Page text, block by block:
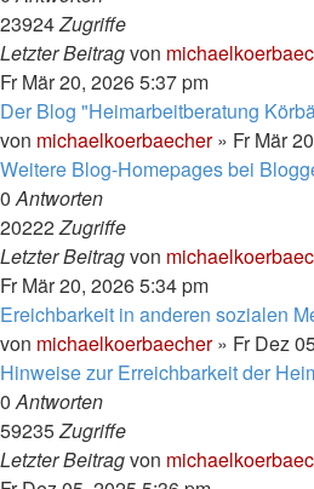
23924Zugriffe
Letzter Beitragvon
Fr Mär 20, 2026 5:37 pm
Der Blog "Heimarbeitberatung
von michaelkoerbaecher» Fr Mär
Weitere Blog-Homepages bei
0Antworten
20222Zugriffe
Letzter Beitragvon
Fr Mär 20, 2026 5:34 pm
Ereichbarkeit in anderen sozialen
von michaelkoerbaecher» Fr Dez
Hinweise zur Erreichbarkeit der
0Antworten
59235Zugriffe
Letzter Beitragvon